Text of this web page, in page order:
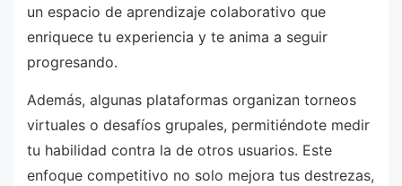
un espacio de aprendizaje colaborativo que
enriquece tu experiencia y te anima a seguir
progresando.
Además, algunas plataformas organizan torneos
virtuales o desafíos grupales, permitiéndote medir
tu habilidad contra la de otros usuarios. Este
enfoque competitivo no solo mejora tus destrezas,